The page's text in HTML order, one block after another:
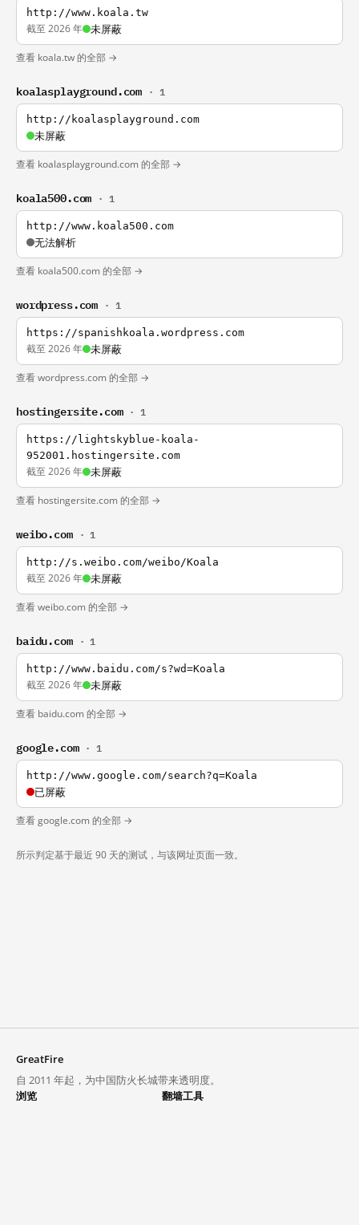
http://www.koala.tw
截至 2026 年 未屏蔽
查看 koala.tw 的全部 →
koalasplayground.com · 1
http://koalasplayground.com
未屏蔽
查看 koalasplayground.com 的全部 →
koala500.com · 1
http://www.koala500.com
无法解析
查看 koala500.com 的全部 →
wordpress.com · 1
https://spanishkoala.wordpress.com
截至 2026 年 未屏蔽
查看 wordpress.com 的全部 →
hostingersite.com · 1
https://lightskyblue-koala-
952001.hostingersite.com
截至 2026 年 未屏蔽
查看 hostingersite.com 的全部 →
weibo.com · 1
http://s.weibo.com/weibo/Koala
截至 2026 年 未屏蔽
查看 weibo.com 的全部 →
baidu.com · 1
http://www.baidu.com/s?wd=Koala
截至 2026 年 未屏蔽
查看 baidu.com 的全部 →
google.com · 1
http://www.google.com/search?q=Koala
已屏蔽
查看 google.com 的全部 →
所示判定基于最近 90 天的测试，与该网址页面一致。
GreatFire
自 2011 年起，为中国防火长城带来透明度。
浏览
翻墙工具